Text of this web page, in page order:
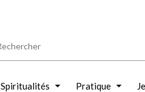
Spiritualités Pratique